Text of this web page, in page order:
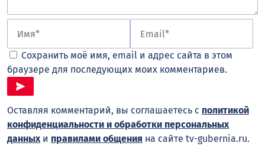
Сохранить моё имя, email и адрес сайта в этом
браузере для последующих моих комментариев.
Оставляя комментарий, вы соглашаетесь с политикой
конфиденциальности и обработки персональных
данныхи правилами общения на сайте tv-gubernia.ru.